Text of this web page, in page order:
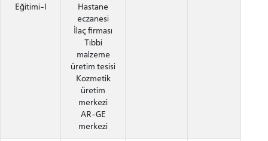
ADAY ÖĞRENCİ
Eğitimi-I
Hastane
eczanesi
İlaç firması
Tıbbi
malzeme
üretim tesisi
Kozmetik
üretim
merkezi
AR-GE
merkezi